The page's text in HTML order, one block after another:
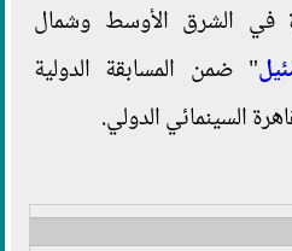
في الشرق الأوسط وشمال
" ضمن المسابقة الدولية